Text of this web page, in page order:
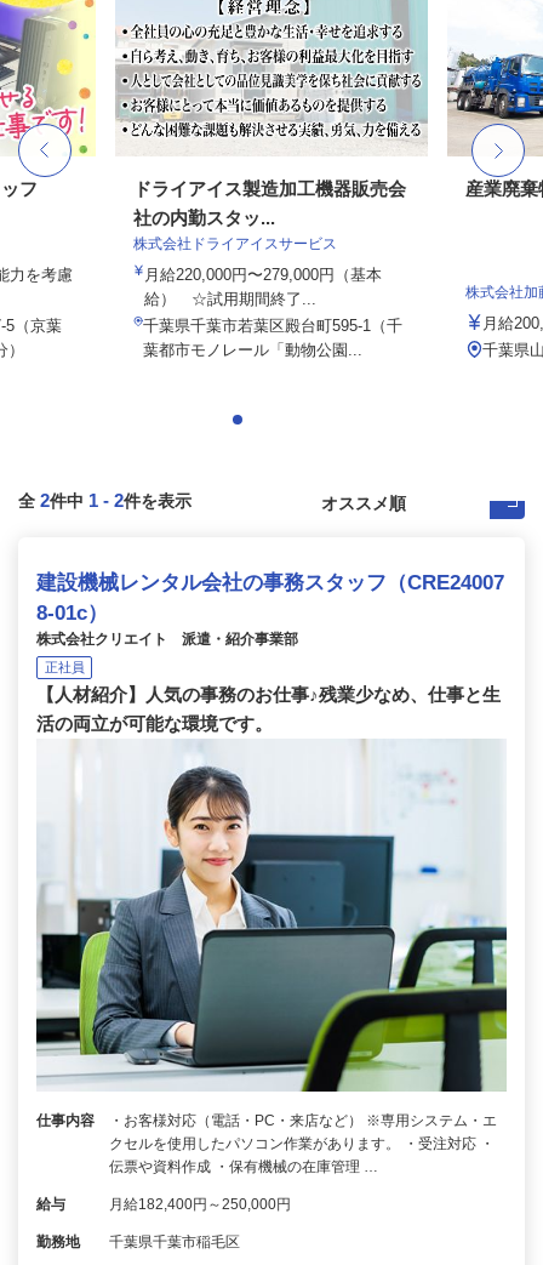
フ
力を考慮
5（京葉
ドライアイス製造加工機器販売会
社の内勤スタッ...
株式会社ドライアイスサービス
月給220,000円〜279,000円（基本
給） ☆試用期間終了...
千葉県千葉市若葉区殿台町595-1（千
葉都市モノレール「動物公園...
産業廃
株式会社加
月給
千葉県
全 2件中 1 - 2件を表示
建設機械レンタル会社の事務スタッフ（CRE24007
8-01c）
株式会社クリエイト 派遣・紹介事業部
正社員
【人材紹介】人気の事務のお仕事♪残業少なめ、仕事と生
活の両立が可能な環境です。
仕事内容
・お客様対応（電話・PC・来店など） ※専用システム・エ
クセルを使用したパソコン作業があります。 ・受注対応 ・
伝票や資料作成 ・保有機械の在庫管理 …
給与 月給182,400円～250,000円
勤務地 千葉県千葉市稲毛区